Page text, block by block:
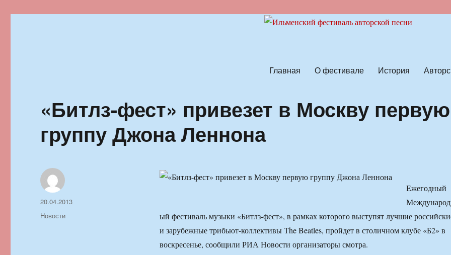
Главная О фестивале История
«Битлз-фест» привезет в Москву первую
группу Джона Леннона
Ежегодный
ый фестиваль музыки «Битлз-фест», в рамках которого выступят лучшие
и зарубежные трибьют-коллективы The Beatles, пройдет в столичном клубе «Б2» в
воскресенье, сообщили РИА Новости организаторы смотра.
Автор
Опубликовано
20.04.2013
Рубрики
Новости